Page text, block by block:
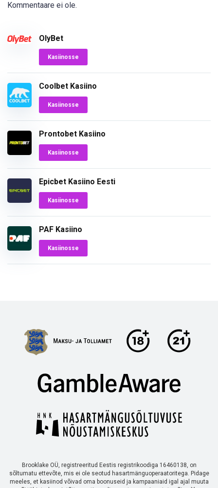
Kommentaare ei ole.
OlyBet
Kasiinosse
Coolbet Kasiino
Kasiinosse
Prontobet Kasiino
Kasiinosse
Epicbet Kasiino Eesti
Kasiinosse
PAF Kasiino
Kasiinosse
Brooklake OÜ, registreeritud Eestis registrikoodiga 16460138, on
sõltumatu ettevõte, mis ei ole seotud hasartmänguoperaatoritega. Pidage
meeles, et kasiinod võivad oma boonuseid ja kampaaniaid igal ajal muuta